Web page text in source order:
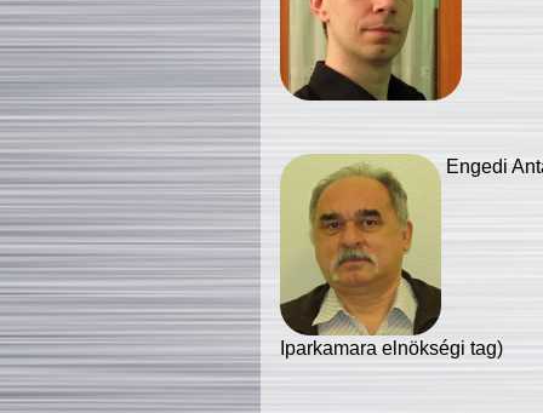
Engedi
Iparkamara elnökségi tag)